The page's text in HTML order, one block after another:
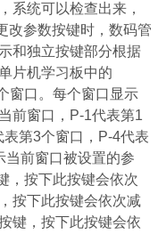
系统可以检查出来，
改参数按键时，数码管
和独立按键部分根据
片机学习板中的
窗口。每个窗口显示
前窗口，P-1代表第1
第3个窗口，P-4代表
当前窗口被设置的参
，按下此按键会依次
按下此按键会依次减
键，按下此按键会依